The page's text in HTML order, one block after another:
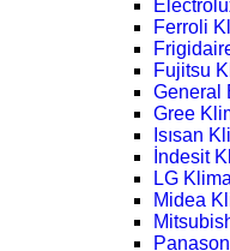
Ferroli
Fujitsu
General
Gree
Isısan
İndesit
LG
Midea